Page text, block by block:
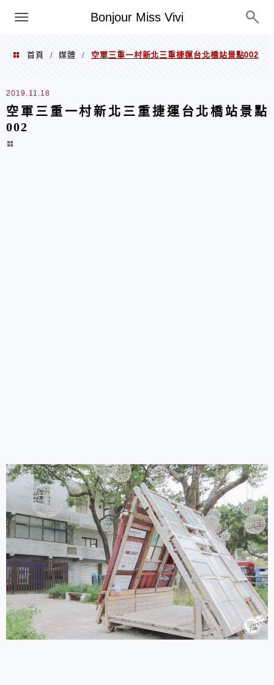
Bonjour Miss Vivi
選單
首頁 / 媒體 / 空軍三重一村新北三重捷運台北橋站景點002
2019.11.18
空軍三重一村新北三重捷運台北橋站景點
002